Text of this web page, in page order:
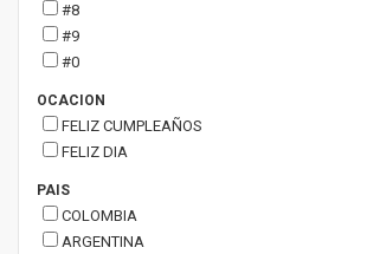
#8
#9
#0
OCACION
FELIZ CUMPLEAÑOS
FELIZ DIA
PAIS
COLOMBIA
ARGENTINA